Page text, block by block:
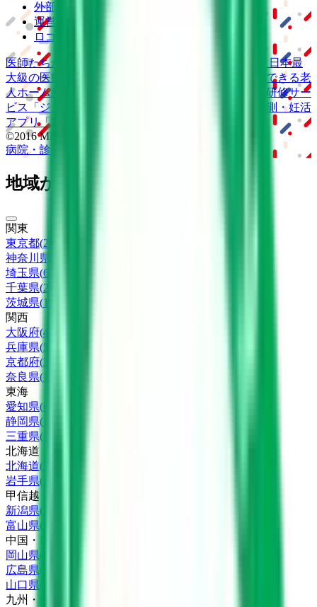
外部送信ポリシー
運営会社
ロゴ利用ガイドライン
医師たちがつくる
日本最
大級の医療介護求人サイト 納得できる老
人ホーム紹介サービス
動画研修サー
ビス
「ジョブメドレー
生理予測・妊活
アプリ「Lalune(ラルーン)」
©2016 MEDLEY, INC.
病院・診療所
地域からさがす
関東
東京都(28
神奈川県
埼玉県(6
千葉県(2
茨城県(1
関西
大阪府(4
兵庫県(5
京都府(3
奈良県(
東海
愛知県(6
静岡県(
三重県(
北海道・東北
北海道(
岩手県(
甲信越・北陸
新潟県(
富山県(
中国・四国
岡山県
広島県
山口県
九州・沖縄